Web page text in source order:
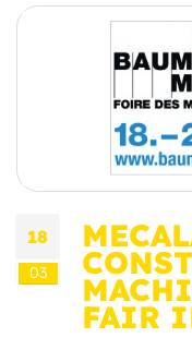
18
03
FAIR